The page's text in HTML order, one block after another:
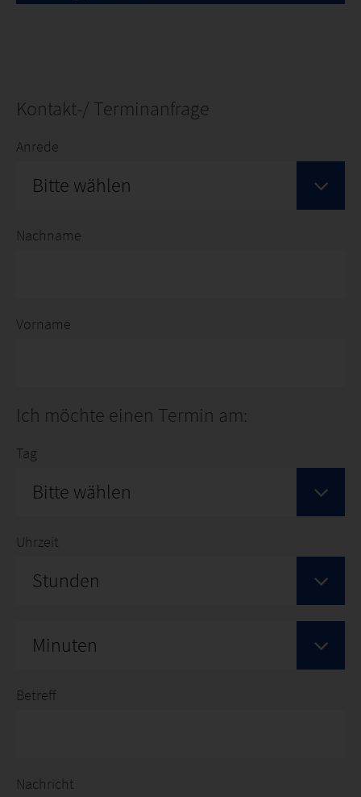
Kontakt-/ Terminanfrage
Anrede
Bitte wählen
Nachname
Vorname
Ich möchte einen Termin am:
Tag
Bitte wählen
Uhrzeit
Stunden
Minuten
Betreff
Nachricht